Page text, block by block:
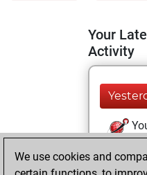
Your
Activity
We use cookies and